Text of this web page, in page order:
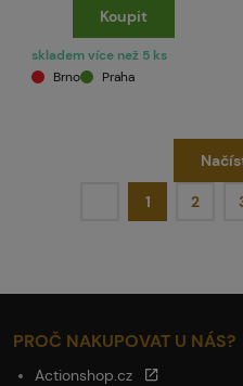
Koupit
skladem více než 5 ks
Brno
Praha
1 2
PROČ NAKUPOVAT U NÁS?
Actionshop.cz